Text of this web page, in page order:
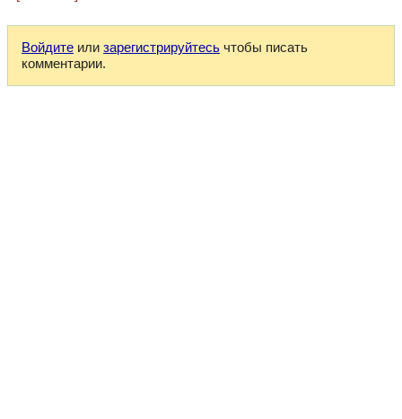
Войдите или зарегистрируйтесь чтобы писать
комментарии.